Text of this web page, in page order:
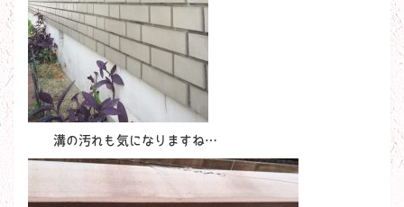
溝の汚れも気になりますね…